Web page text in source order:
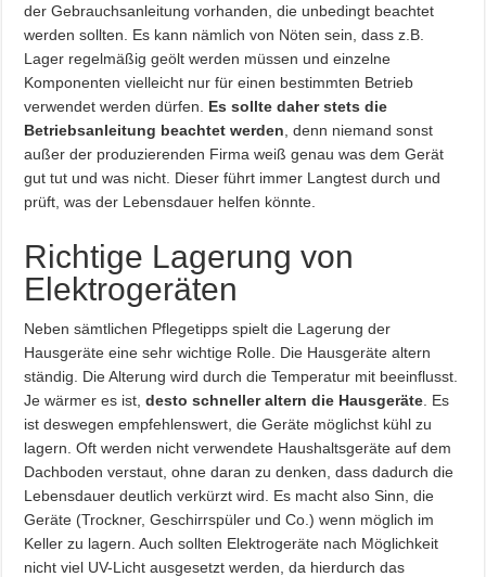
der Gebrauchsanleitung vorhanden, die unbedingt beachtet
werden sollten. Es kann nämlich von Nöten sein, dass z.B.
Lager regelmäßig geölt werden müssen und einzelne
Komponenten vielleicht nur für einen bestimmten Betrieb
verwendet werden dürfen. Es sollte daher stets die
Betriebsanleitung beachtet werden , denn niemand sonst
außer der produzierenden Firma weiß genau was dem Gerät
gut tut und was nicht. Dieser führt immer Langtest durch und
prüft, was der Lebensdauer helfen könnte.
Richtige Lagerung von
Elektrogeräten
Neben sämtlichen Pflegetipps spielt die Lagerung der
Hausgeräte eine sehr wichtige Rolle. Die Hausgeräte altern
ständig. Die Alterung wird durch die Temperatur mit beeinflusst.
Je wärmer es ist,desto schneller altern die Hausgeräte . Es
ist deswegen empfehlenswert, die Geräte möglichst kühl zu
lagern. Oft werden nicht verwendete Haushaltsgeräte auf dem
Dachboden verstaut, ohne daran zu denken, dass dadurch die
Lebensdauer deutlich verkürzt wird. Es macht also Sinn, die
Geräte (Trockner, Geschirrspüler und Co.) wenn möglich im
Keller zu lagern. Auch sollten Elektrogeräte nach Möglichkeit
nicht viel UV-Licht ausgesetzt werden, da hierdurch das